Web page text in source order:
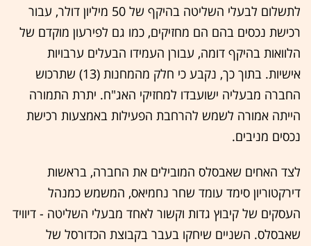
לתשלום לבעלי השליטה בהיקף של 50 מיליון דולר, עבור
רכישת נכסים בהם הם מחזיקים, כמו גם לפירעון מוקדם של
הלוואות בהיקף דומה, עבורן העמידו הבעלים ערבויות
אישיות. בתוך כך, נקבע כי חלק מהמחנות (13) שתרכוש
החברה מבעליה ישועבדו למחזיקי האג"ח. יתרת התמורה
הייתה אמורה לשמש להרחבת הפעילות באמצעות רכישת
נכסים מניבים.
לצד האחים שאבסלס המובילים את החברה, בראשות
דירקטוריון סימד עומד שחר נחמיאס, המשמש כמנהל
העסקים של קיבוץ גדות וקשור לאחד מבעלי השליטה - דיוויד
שאבסלס. השניים שיחקו בעבר בקבוצת הכדורסל של